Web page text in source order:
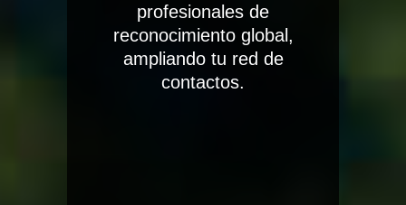
profesionales de
reconocimiento global,
ampliando tu red de
contactos.